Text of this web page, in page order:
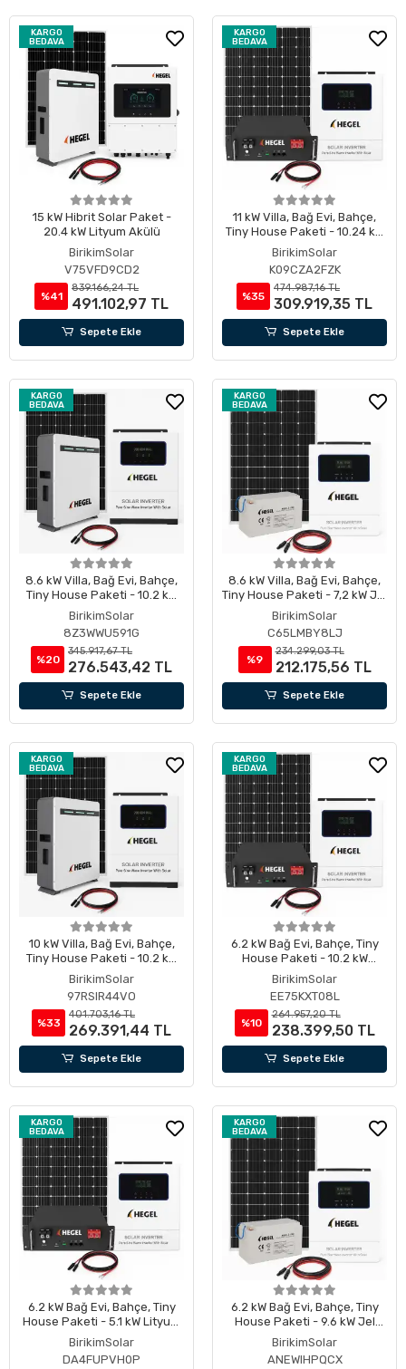
KARGO
BEDAVA
15 kW Hibrit Solar Paket -
20.4 kW Lityum Akülü
BirikimSolar
V75VFD9CD2
%41
839.166,24 TL
491.102,97 TL
Sepete Ekle
KARGO
BEDAVA
11 kW Villa, Bağ Evi, Bahçe,
Tiny House Paketi - 10.24 kW
Lityum Akülü
BirikimSolar
K09CZA2FZK
%35
474.987,16 TL
309.919,35 TL
Sepete Ekle
KARGO
BEDAVA
8.6 kW Villa, Bağ Evi, Bahçe,
Tiny House Paketi - 10.2 kW
Lityum Akülü
BirikimSolar
8Z3WWU591G
%20
345.917,67 TL
276.543,42 TL
Sepete Ekle
KARGO
BEDAVA
8.6 kW Villa, Bağ Evi, Bahçe,
Tiny House Paketi - 7,2 kW Jel
Akülü
BirikimSolar
C65LMBY8LJ
%9
234.299,03 TL
212.175,56 TL
Sepete Ekle
KARGO
BEDAVA
10 kW Villa, Bağ Evi, Bahçe,
Tiny House Paketi - 10.2 kW
Lityum Akülü
BirikimSolar
97RSIR44VO
%33
401.703,16 TL
269.391,44 TL
Sepete Ekle
KARGO
BEDAVA
6.2 kW Bağ Evi, Bahçe, Tiny
House Paketi - 10.2 kW
Lityum Akülü
BirikimSolar
EE75KXT08L
%10
264.957,20 TL
238.399,50 TL
Sepete Ekle
KARGO
BEDAVA
6.2 kW Bağ Evi, Bahçe, Tiny
House Paketi - 5.1 kW Lityum
Akülü
BirikimSolar
DA4FUPVH0P
KARGO
BEDAVA
6.2 kW Bağ Evi, Bahçe, Tiny
House Paketi - 9.6 kW Jel
Akülü
BirikimSolar
ANEWIHPQCX